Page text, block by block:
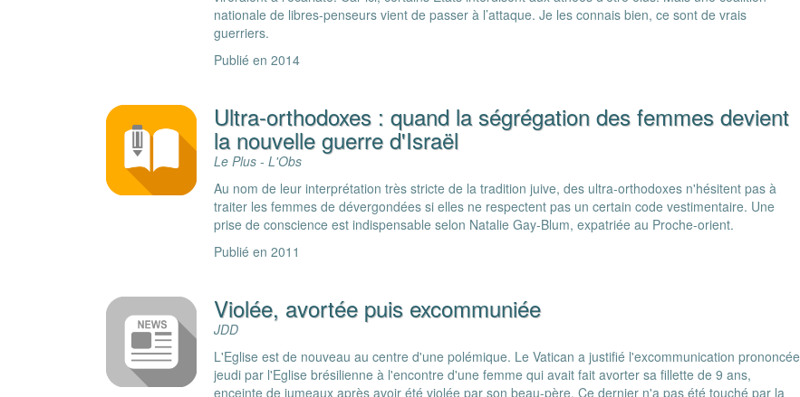
nationale de libres-penseurs vient de passer à l’attaque. Je les connais bien, ce sont de vrais
guerriers.
Publié en 2014
Ultra-orthodoxes : quand la ségrégation des femmes devient
la nouvelle guerre d'Israël
Le Plus - L'Obs
Au nom de leur interprétation très stricte de la tradition juive, des ultra-orthodoxes n'hésitent pas à
traiter les femmes de dévergondées si elles ne respectent pas un certain code vestimentaire. Une
prise de conscience est indispensable selon Natalie Gay-Blum, expatriée au Proche-orient.
Publié en 2011
Violée, avortée puis excommuniée
JDD
L'Eglise est de nouveau au centre d'une polémique. Le Vatican a justifié l'excommunication prononcée
jeudi par l'Eglise brésilienne à l'encontre d'une femme qui avait fait avorter sa fillette de 9 ans,
enceinte de jumeaux après avoir été violée par son beau-père. Ce dernier n'a pas été touché par la